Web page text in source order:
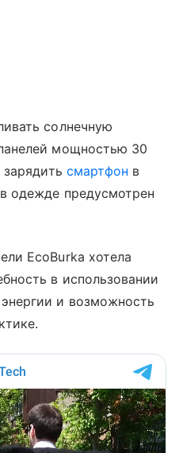
солнечную
мощностью 30
зарядить смартфон в
одежде предусмотрен
EcoBurka хотела
в использовании
и возможность